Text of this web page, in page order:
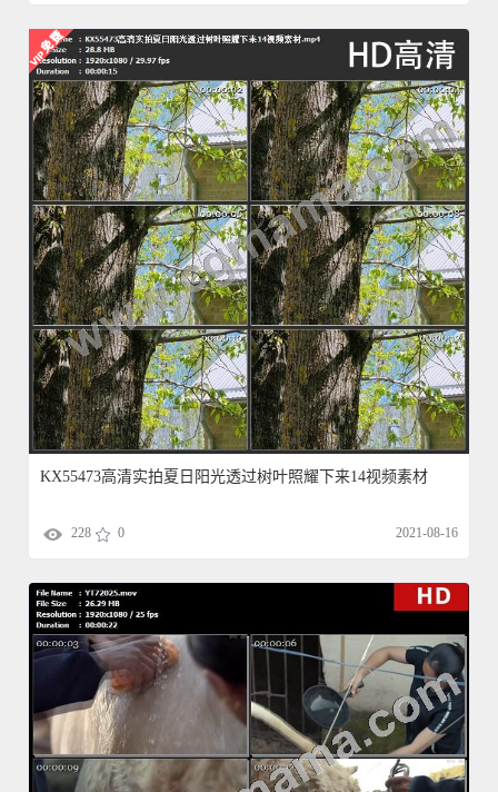
KX55473高清实拍夏日阳光透过树叶照耀下来14视频素材
228 0 2021-08-16